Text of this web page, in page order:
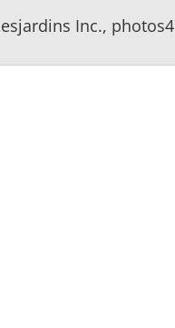
Inc., photos4